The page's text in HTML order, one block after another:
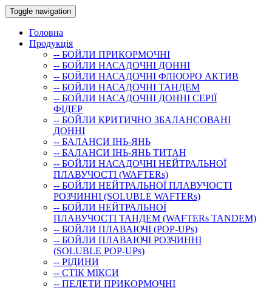
Toggle navigation
Головна
Продукція
-- БОЙЛИ ПРИКОРМОЧНI
-- БОЙЛИ НАСАДОЧНI ДОННI
-- БОЙЛИ НАСАДОЧНІ ФЛЮОРО АКТИВ
-- БОЙЛИ НАСАДОЧНІ ТАНДЕМ
-- БОЙЛИ НАСАДОЧНI ДОННI СЕРIÏ
ФIДЕР
-- БОЙЛИ КРИТИЧНО ЗБАЛАНСОВАНІ
ДОННІ
-- БАЛАНСИ ІНЬ-ЯНЬ
-- БАЛАНСИ ІНЬ-ЯНЬ ТИТАН
-- БОЙЛИ НАСАДОЧНI НЕЙТРАЛЬНОÏ
ПЛАВУЧОСТI (WAFTERs)
-- БОЙЛИ НЕЙТРАЛЬНОЇ ПЛАВУЧОСТІ
РОЗЧИННІ (SOLUBLE WAFTERs)
-- БОЙЛИ НЕЙТРАЛЬНОЇ
ПЛАВУЧОСТІ ТАНДЕМ (WAFTERs TANDEM)
-- БОЙЛИ ПЛАВАЮЧІ (POP-UPs)
-- БОЙЛИ ПЛАВАЮЧI РОЗЧИННI
(SOLUBLE POP-UPs)
-- РIДИНИ
-- СТIК МIКСИ
-- ПЕЛЕТИ ПРИКОРМОЧНІ